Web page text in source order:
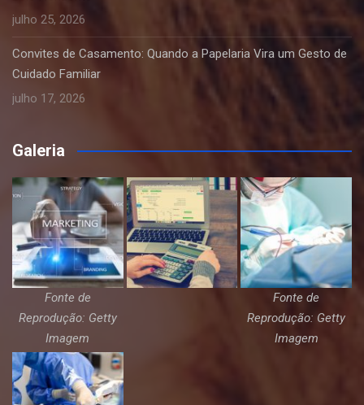
julho 25, 2026
Convites de Casamento: Quando a Papelaria Vira um Gesto de
Cuidado Familiar
julho 17, 2026
Galeria
Fonte de
Reprodução: Getty
Imagem
Fonte de
Reprodução: Getty
Imagem